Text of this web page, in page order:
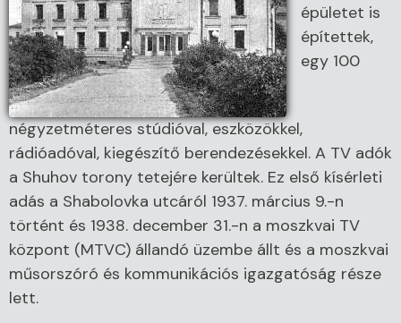
épületet is
építettek,
egy 100
négyzetméteres stúdióval, eszközökkel,
rádióadóval, kiegészítő berendezésekkel. A TV adók
a Shuhov torony tetejére kerültek. Ez első kísérleti
adás a Shabolovka utcáról 1937. március 9.-n
történt és 1938. december 31.-n a moszkvai TV
központ (MTVC) állandó üzembe állt és a moszkvai
műsorszóró és kommunikációs igazgatóság része
lett.